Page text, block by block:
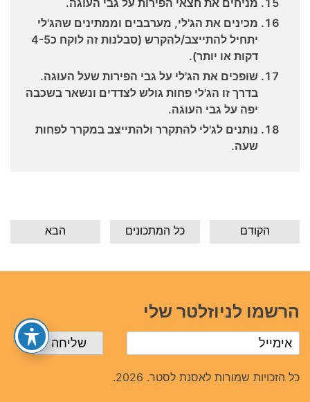
מכינים את הג'לי, מערבבים וממתינים שהג'לי
יתחיל להתייצב/להקרש (סבלנות זה לוקח כ4-5
דקות או יותר).
שופכים את הג'לי על גבי הפירות שעל העוגה.
בדרך זו הג'לי פחות גולש לצדדים ונשאר בשכבה
יפה על גבי העוגה.
נותנים לג'לי להתקרר ולהתייצב במקרר לפחות
שעה.
הבא כל המתכונים הקודם
הרשמו לניוזלטר שלי
כל הזכויות שמורות לאסנת לסטר. 2026.